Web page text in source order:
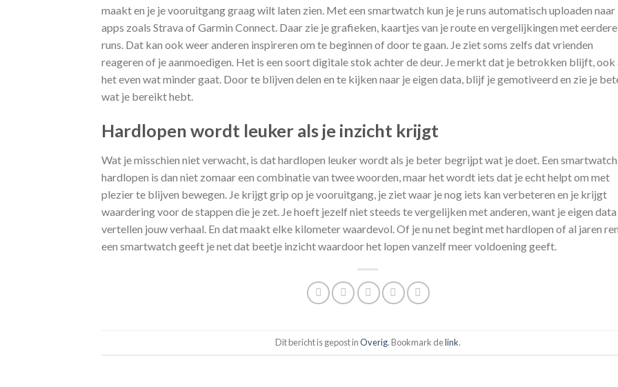
maakt en je je vooruitgang graag wilt laten zien. Met een smartwatch kun je je runs automatisch uploaden naar
apps zoals Strava of Garmin Connect. Daar zie je grafieken, kaartjes van je route en vergelijkingen met eerdere
runs. Dat kan ook weer anderen inspireren om te beginnen of door te gaan. Je ziet soms zelfs dat vrienden
reageren of je aanmoedigen. Het is een soort digitale stok achter de deur. Je merkt dat je betrokken blijft, ook
het even wat minder gaat. Door te blijven delen en te kijken naar je eigen data, blijf je gemotiveerd en zie je
wat je bereikt hebt.
Hardlopen wordt leuker als je inzicht krijgt
Wat je misschien niet verwacht, is dat hardlopen leuker wordt als je beter begrijpt wat je doet. Een smartwatch
hardlopen is dan niet zomaar een combinatie van twee woorden, maar het wordt iets dat je echt helpt om met
plezier te blijven bewegen. Je krijgt grip op je vooruitgang, je ziet waar je nog iets kan verbeteren en je krijgt
waardering voor de stappen die je zet. Je hoeft jezelf niet steeds te vergelijken met anderen, want je eigen data
vertellen jouw verhaal. En dat maakt elke kilometer waardevol. Of je nu net begint met hardlopen of al jaren
een smartwatch geeft je net dat beetje inzicht waardoor het lopen vanzelf meer voldoening geeft.
Dit bericht is gepost inOverig. Bookmark delink.